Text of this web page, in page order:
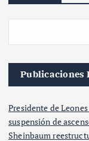
Publicaciones
Presidente de
suspensión de
Sheinbaum